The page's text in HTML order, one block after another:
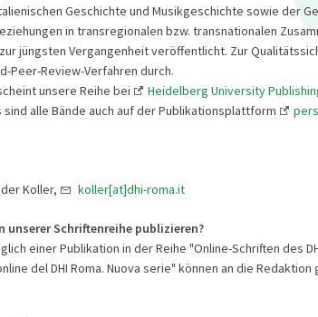
Geschichte und Musikgeschichte sowie der
in transregionalen bzw. transnationalen
jüngsten Vergangenheit veröffentlicht. Zur
Peer-Review-Verfahren durch.
unsere Reihe bei
Heidelberg University
sind alle Bände auch auf der Publikationsplattform
Koller,
koller[at]dhi-roma.it
unserer Schriftenreihe publizieren?
einer Publikation in der Reihe "Online-Schriften des
del DHI Roma. Nuova serie" können an die